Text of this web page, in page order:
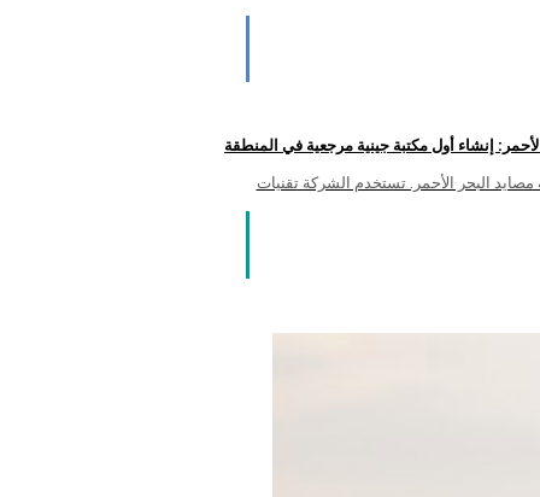
مصايد البحر الأحمر. تستخدم الشركة تقنيات